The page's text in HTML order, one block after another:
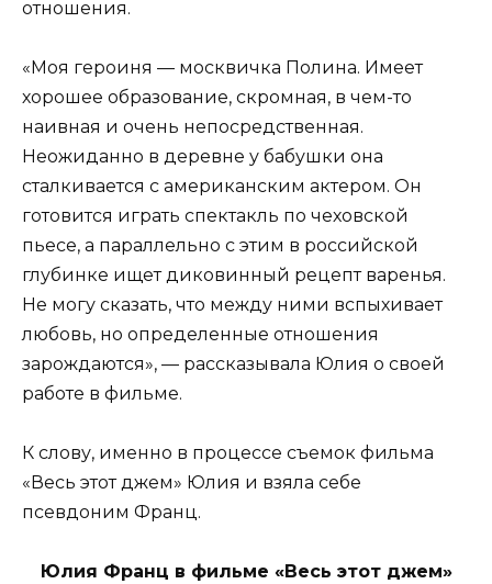
отношения.
«Моя героиня — москвичка Полина. Имеет
хорошее образование, скромная, в чем-то
наивная и очень непосредственная.
Неожиданно в деревне у бабушки она
сталкивается с американским актером. Он
готовится играть спектакль по чеховской
пьесе, а параллельно с этим в российской
глубинке ищет диковинный рецепт варенья.
Не могу сказать, что между ними вспыхивает
любовь, но определенные отношения
зарождаются», — рассказывала Юлия о своей
работе в фильме.
К слову, именно в процессе съемок фильма
«Весь этот джем» Юлия и взяла себе
псевдоним Франц.
Юлия Франц в фильме «Весь этот джем»